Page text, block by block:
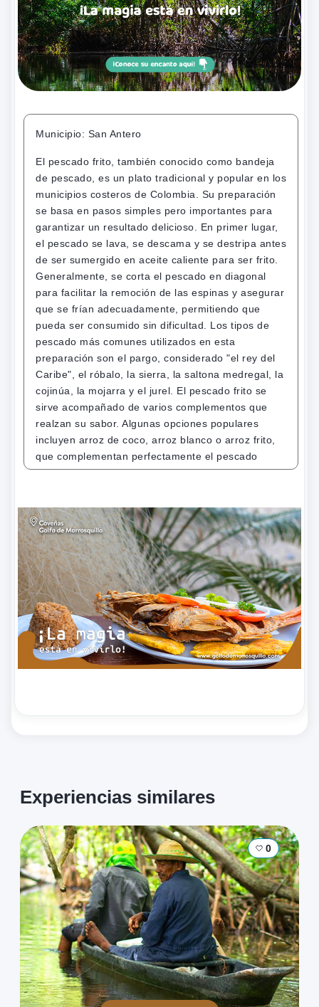
Municipio: San Antero
El pescado frito, también conocido como bandeja
de pescado, es un plato tradicional y popular en los
municipios costeros de Colombia. Su preparación
se basa en pasos simples pero importantes para
garantizar un resultado delicioso. En primer lugar,
el pescado se lava, se descama y se destripa antes
de ser sumergido en aceite caliente para ser frito.
Generalmente, se corta el pescado en diagonal
para facilitar la remoción de las espinas y asegurar
que se frían adecuadamente, permitiendo que
pueda ser consumido sin dificultad. Los tipos de
pescado más comunes utilizados en esta
preparación son el pargo, considerado "el rey del
Caribe", el róbalo, la sierra, la saltona medregal, la
cojinúa, la mojarra y el jurel. El pescado frito se
sirve acompañado de varios complementos que
realzan su sabor. Algunas opciones populares
incluyen arroz de coco, arroz blanco o arroz frito,
que complementan perfectamente el pescado
crujiente. Además, se suelen agregar patacones,
aplastadas, agregando una textura crujiente y
sabrosa al plato. Para equilibrar los sabores, se
sirve una ensalada de tomate, cebolla y lechuga,
que aporta frescura y ligereza al conjunto. Como
bebida tradicional de acompañamiento, se suele
disfrutar de agua de panela con limón o guarapo,
que brindan una sensación refrescante y
agradable. El pescado frito es una opción culinaria
muy apreciada en las zonas costeras de Colombia,
ya que permite disfrutar de los sabores del mar y la
frescura de los productos locales. Su preparación
gastronómica que refleja la riqueza culinaria y
Experiencias similares
0